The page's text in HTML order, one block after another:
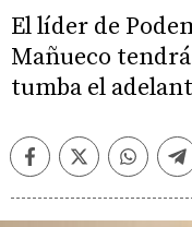
El líder de
Mañueco
tumba el
FacebookTwitter